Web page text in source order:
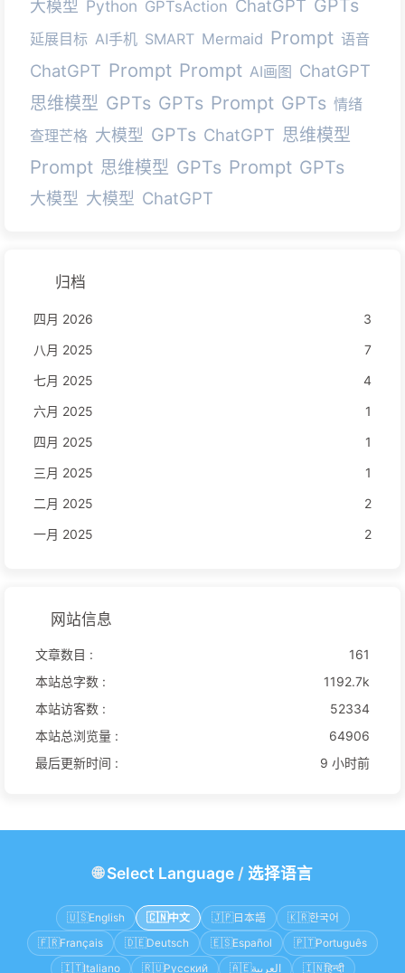
大模型 Python GPTsAction ChatGPT GPTs
延展目标 AI手机 SMART Mermaid Prompt 语音
ChatGPT Prompt Prompt AI画图 ChatGPT
思维模型 GPTs GPTs Prompt GPTs 情绪
查理芒格 大模型 GPTs ChatGPT 思维模型
Prompt 思维模型 GPTs Prompt GPTs
大模型 大模型 ChatGPT
归档
四月 2026
3
八月 2025
7
七月 2025
4
六月 2025
1
四月 2025
1
三月 2025
1
二月 2025
2
一月 2025
2
网站信息
文章数目 :
161
本站总字数 :
1192.7k
本站访客数 :
52334
本站总浏览量 :
64906
最后更新时间 :
9 小时前
🌐Select Language/ 选择语言
🇺🇸English 🇨🇳 中文 🇯🇵日本語 🇰🇷한국어
🇫🇷Français 🇩🇪Deutsch 🇪🇸Español 🇵🇹Português
🇮🇹Italiano 🇷🇺Русский 🇦🇪العربية 🇮🇳हिन्दी